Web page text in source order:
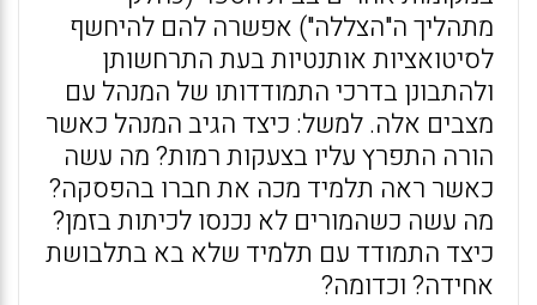
מתהליך ה"הצללה") אפשרה להם להיחשף
לסיטואציות אותנטיות בעת התרחשותן
ולהתבונן בדרכי התמודדותו של המנהל עם
מצבים אלה. למשל: כיצד הגיב המנהל כאשר
הורה התפרץ עליו בצעקות רמות? מה עשה
כאשר ראה תלמיד מכה את חברו בהפסקה?
מה עשה כשהמורים לא נכנסו לכיתות בזמן?
כיצד התמודד עם תלמיד שלא בא בתלבושת
אחידה? וכדומה?